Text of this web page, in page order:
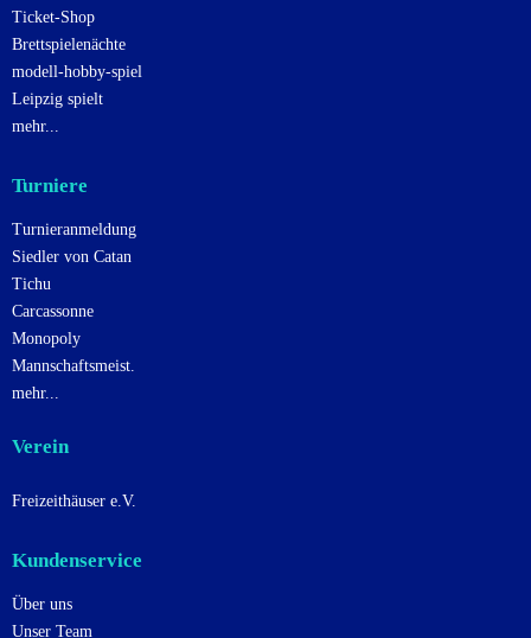
Ticket-Shop
Brettspielenächte
modell-hobby-spiel
Leipzig spielt
mehr...
Turniere
Turnieranmeldung
Siedler von Catan
Tichu
Carcassonne
Monopoly
Mannschaftsmeist.
mehr...
Verein
Freizeithäuser e.V.
Kundenservice
Über uns
Unser Team